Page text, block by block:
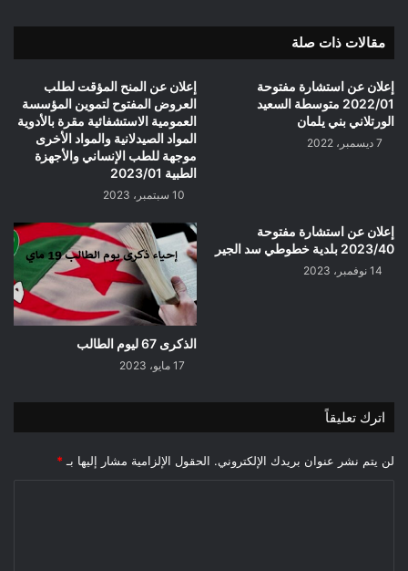
والمعاريف
مقالات ذات صلة
إعلان عن استشارة مفتوحة
2022/01 متوسطة السعيد
الورتلاني بني يلمان
7 ديسمبر، 2022
إعلان عن المنح المؤقت لطلب
العروض المفتوح لتموين المؤسسة
العمومية الاستشفائية مقرة بالأدوية
المواد الصيدلانية والمواد الأخرى
موجهة للطب الإنساني والأجهزة
الطبية 2023/01
10 سبتمبر، 2023
إعلان عن استشارة مفتوحة
2023/40 بلدية خطوطي سد الجير
14 نوفمبر، 2023
الذكرى 67 ليوم الطالب
17 مايو، 2023
اترك تعليقاً
لن يتم نشر عنوان بريدك الإلكتروني. الحقول الإلزامية مشار إليها بـ *